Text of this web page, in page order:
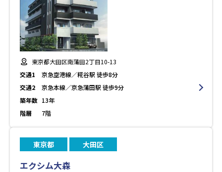
東京都大田区南蒲田2丁目10-13
交通1
京急空港線／糀谷駅 徒歩8分
交通2
京急本線／京急蒲田駅 徒歩9分
築年数 13年
階層
7階
東京都 大田区
エクシム大森